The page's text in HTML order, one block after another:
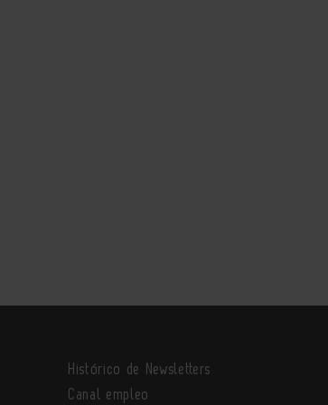
Histórico de Newsletters
Canal empleo